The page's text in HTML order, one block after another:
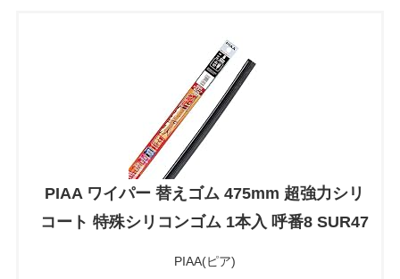
PIAA ワイパー 替えゴム 475mm 超強力シリ
コート 特殊シリコンゴム 1本入 呼番8 SUR47
PIAA(ピア)